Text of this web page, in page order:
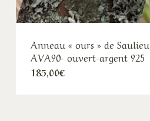
Anneau « ours » de Saulieu
AVA90- ouvert-argent 925
185,00€